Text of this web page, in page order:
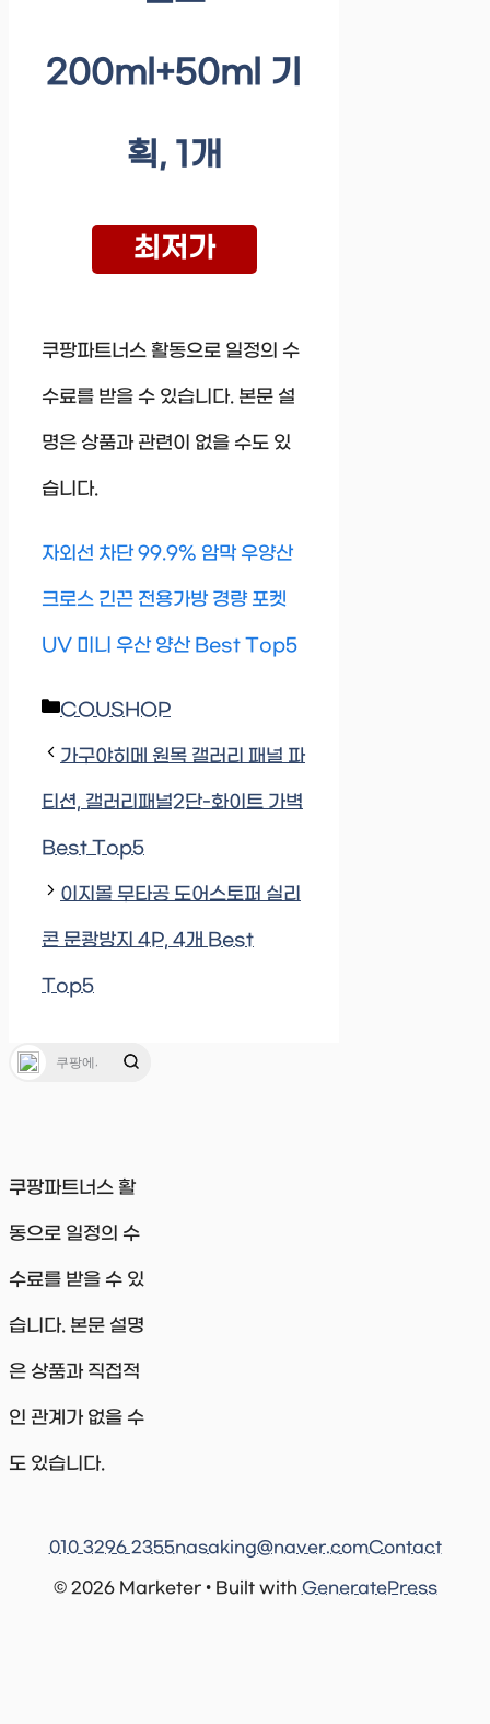
200ml+50ml 기
획, 1개
최저가
쿠팡파트너스 활동으로 일정의 수
수료를 받을 수 있습니다. 본문 설
명은 상품과 관련이 없을 수도 있
습니다.
자외선 차단 99.9% 암막 우양산
크로스 긴끈 전용가방 경량 포켓
UV 미니 우산 양산 Best Top5
Categories
COUSHOP
가구야히메 원목 갤러리 패널 파
티션, 갤러리패널2단-화이트 가벽
Best Top5
이지몰 무타공 도어스토퍼 실리
콘 문쾅방지 4P, 4개 Best
Top5
쿠팡파트너스 활
동으로 일정의 수
수료를 받을 수 있
습니다. 본문 설명
은 상품과 직접적
인 관계가 없을 수
도 있습니다.
© 2026 Marketer • Built with GeneratePress
010 3296 2355nasaking@naver.comContact